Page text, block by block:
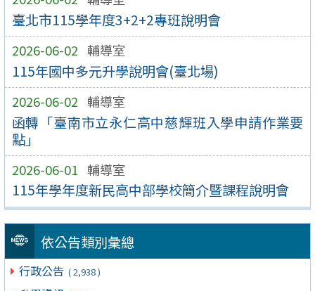
臺北市115學年度3+2+2專班說明會
2026-06-02 輔導室
115年國中多元升學說明會(臺北場)
2026-06-02 輔導室
函轉「臺南市立永仁高中慈輝班入學申請作業要
點」
2026-06-01 輔導室
115年學年度新民高中部學校簡介暨課程說明會
依公告類別彙總
行政公告 ( 2,938 )